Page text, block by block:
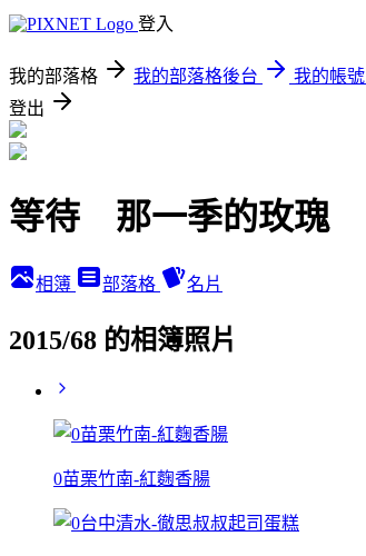
登入
我的部落格 我的部落格後台
我的帳號
登出
等待 那一季的玫瑰
相簿 部落格 名片
2015/68 的相簿照片
0苗栗竹南-紅麴香腸